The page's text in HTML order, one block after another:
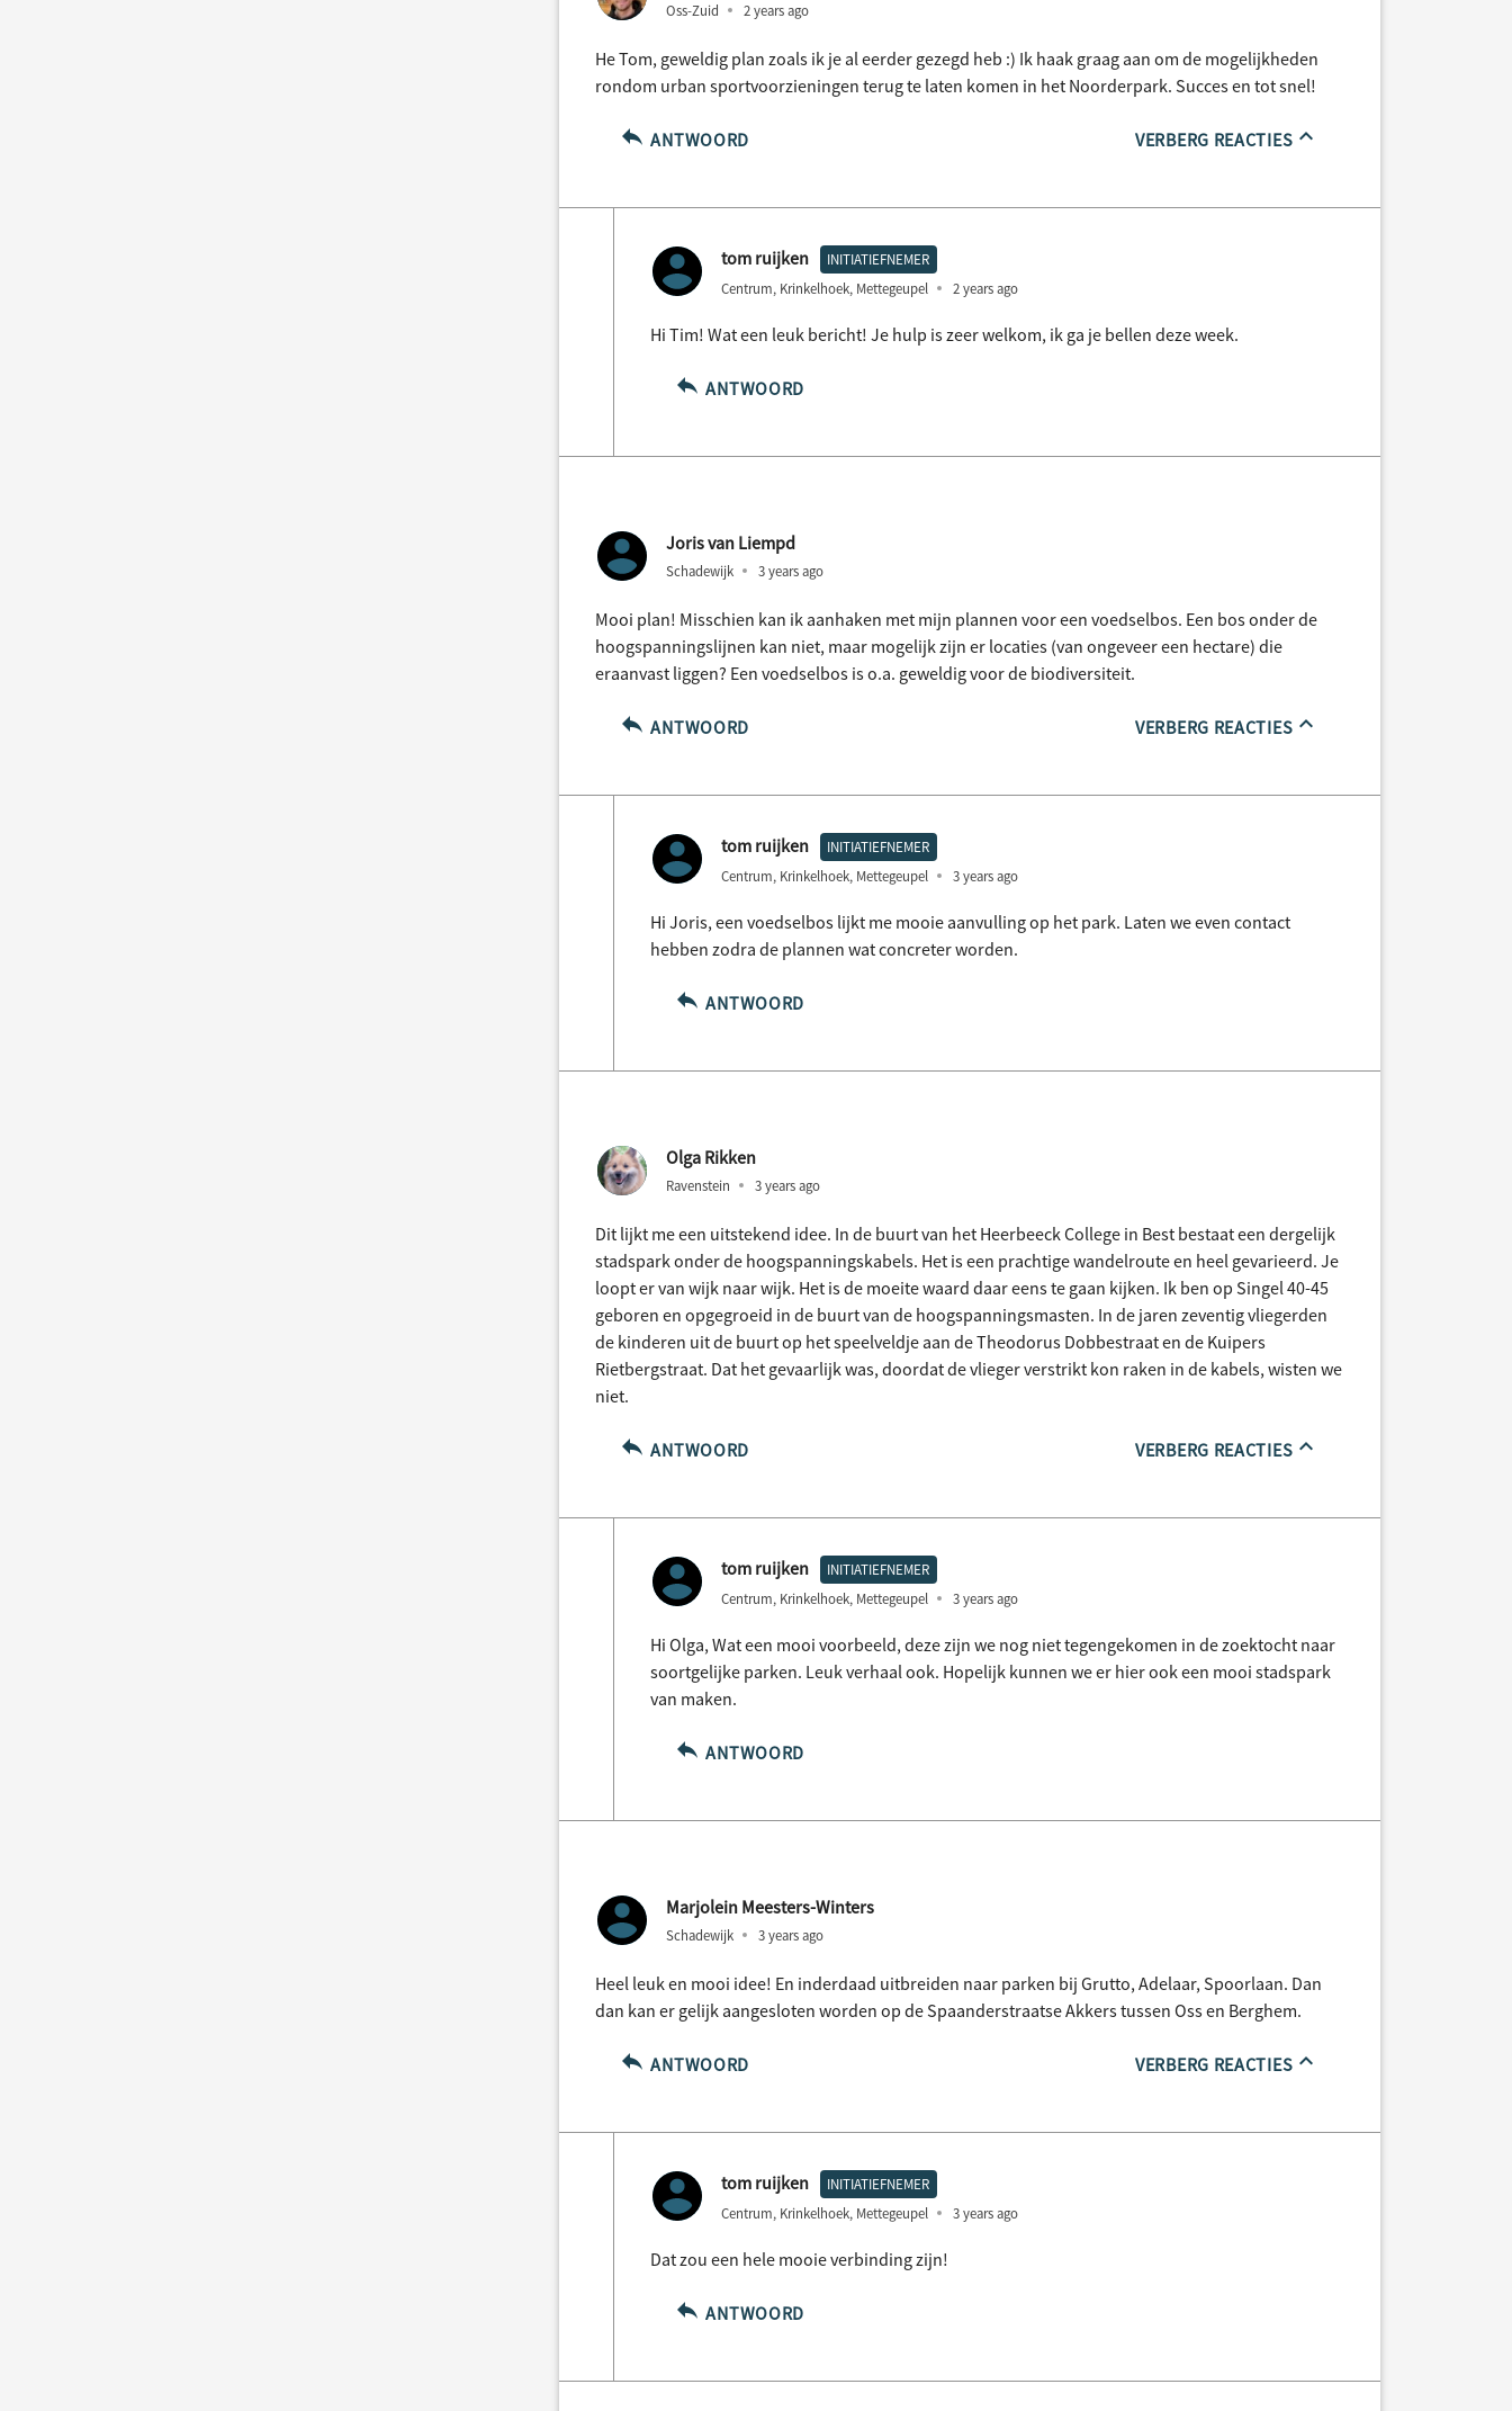
Oss-Zuid 2 years ago
He Tom, geweldig plan zoals ik je al eerder gezegd heb :) Ik haak graag aan om de mogelijkheden
rondom urban sportvoorzieningen terug te laten komen in het Noorderpark. Succes en tot snel!
ANTWOORD VERBERG REACTIES
tom ruijken INITIATIEFNEMER
Centrum, Krinkelhoek, Mettegeupel 2 years ago
Hi Tim! Wat een leuk bericht! Je hulp is zeer welkom, ik ga je bellen deze week.
ANTWOORD
Joris van Liempd
Schadewijk 3 years ago
Mooi plan! Misschien kan ik aanhaken met mijn plannen voor een voedselbos. Een bos onder de
hoogspanningslijnen kan niet, maar mogelijk zijn er locaties (van ongeveer een hectare) die
eraanvast liggen? Een voedselbos is o.a. geweldig voor de biodiversiteit.
ANTWOORD VERBERG REACTIES
tom ruijken INITIATIEFNEMER
Centrum, Krinkelhoek, Mettegeupel 3 years ago
Hi Joris, een voedselbos lijkt me mooie aanvulling op het park. Laten we even contact
hebben zodra de plannen wat concreter worden.
ANTWOORD
Olga Rikken
Ravenstein 3 years ago
Dit lijkt me een uitstekend idee. In de buurt van het Heerbeeck College in Best bestaat een dergelijk
stadspark onder de hoogspanningskabels. Het is een prachtige wandelroute en heel gevarieerd. Je
loopt er van wijk naar wijk. Het is de moeite waard daar eens te gaan kijken. Ik ben op Singel 40-45
geboren en opgegroeid in de buurt van de hoogspanningsmasten. In de jaren zeventig vliegerden
de kinderen uit de buurt op het speelveldje aan de Theodorus Dobbestraat en de Kuipers
Rietbergstraat. Dat het gevaarlijk was, doordat de vlieger verstrikt kon raken in de kabels, wisten we
niet.
ANTWOORD VERBERG REACTIES
tom ruijken INITIATIEFNEMER
Centrum, Krinkelhoek, Mettegeupel 3 years ago
Hi Olga, Wat een mooi voorbeeld, deze zijn we nog niet tegengekomen in de zoektocht naar
soortgelijke parken. Leuk verhaal ook. Hopelijk kunnen we er hier ook een mooi stadspark
van maken.
ANTWOORD
Marjolein Meesters-Winters
Schadewijk 3 years ago
Heel leuk en mooi idee! En inderdaad uitbreiden naar parken bij Grutto, Adelaar, Spoorlaan. Dan
dan kan er gelijk aangesloten worden op de Spaanderstraatse Akkers tussen Oss en Berghem.
ANTWOORD VERBERG REACTIES
tom ruijken INITIATIEFNEMER
Centrum, Krinkelhoek, Mettegeupel 3 years ago
Dat zou een hele mooie verbinding zijn!
ANTWOORD